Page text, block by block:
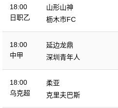
18:00
日职乙
山形山神
枥木市FC
18:00
中甲
延边龙鼎
深圳青年人
18:00
乌克超
柔亚
克里夫巴斯